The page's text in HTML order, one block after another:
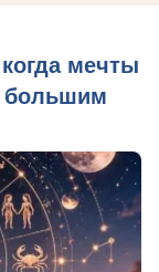
мечты
большим